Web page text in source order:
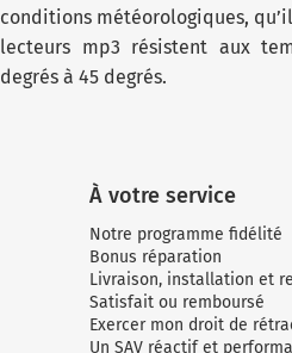
conditions météorologiques,
lecteurs mp3 résistent aux
degrés à 45 degrés.
À votre service
Notre programme fidélité
Bonus réparation
Livraison, installation et
Satisfait ou remboursé
Exercer mon droit de
Un SAV réactif et